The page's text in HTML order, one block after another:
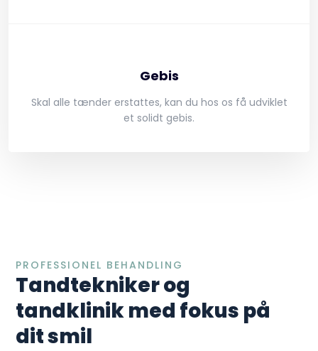
Gebis
​​Skal alle tænder erstattes, kan du hos os få udviklet
et solidt gebis.
PROFESSIONEL BEHANDLING
Tandtekniker og
tandklinik med fokus på
dit smil